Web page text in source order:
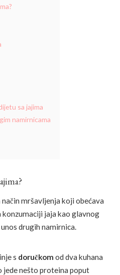
sa jajima
namirnicama
način mršavljenja koji obećava
konzumaciji jaja kao glavnog
drugih namirnica.
s doručkom od dva kuhana
jede nešto proteina poput